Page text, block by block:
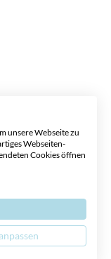
unsere Webseite zu
Webseiten-
Cookies öffnen